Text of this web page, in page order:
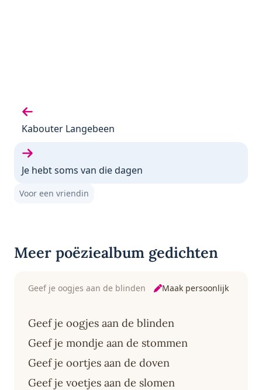
Vorige gedicht:
Kabouter Langebeen
Volgende gedicht:
Je hebt soms van die dagen
Voor een vriendin
Meer poëziealbum gedichten
Geef je oogjes aan de blinden Maak persoonlijk
Geef je oogjes aan de blinden
Geef je mondje aan de stommen
Geef je oortjes aan de doven
Geef je voetjes aan de slomen